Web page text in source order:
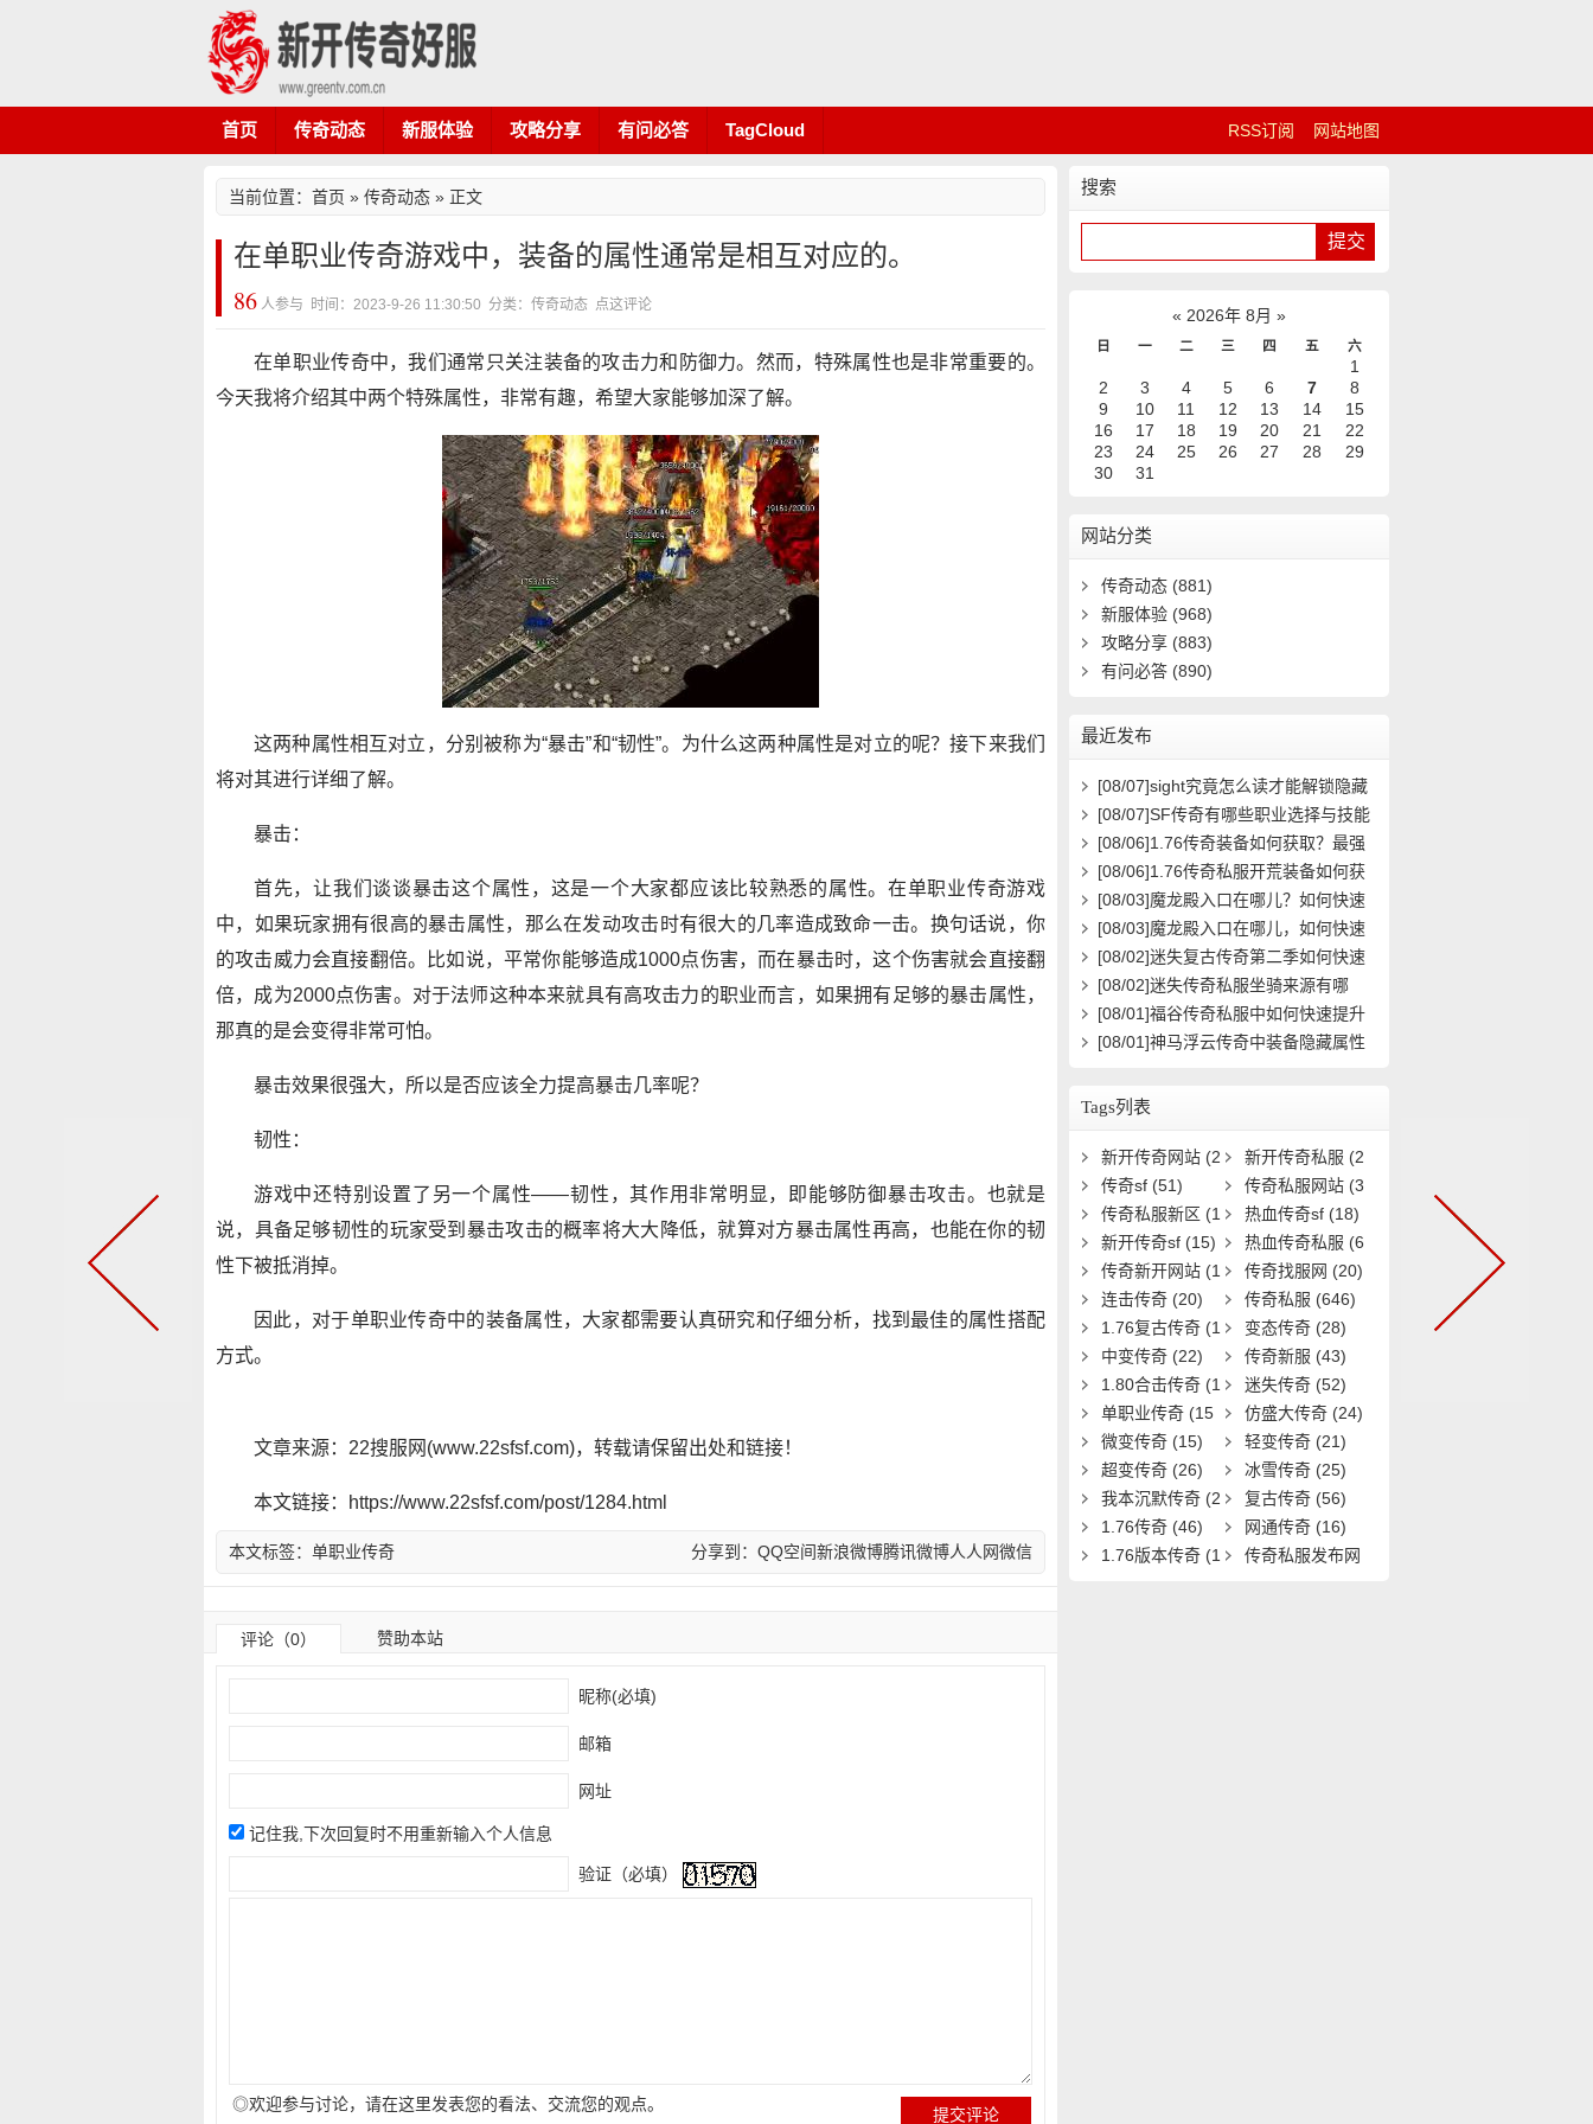
首页 传奇动态 新服体验 攻略分享 有问必答 TagCloud RSS订阅 网站地图
当前位置： 首页 » 传奇动态 » 正文
在单职业传奇游戏中，装备的属性通常是相互对应的。
86 人参与 时间：2023-9-26 11:30:50 分类：传奇动态 点这评论
在单职业传奇中，我们通常只关注装备的攻击力和防御力。然而，特殊属性也是非常重要的。
今天我将介绍其中两个特殊属性，非常有趣，希望大家能够加深了解。
这两种属性相互对立，分别被称为“暴击”和“韧性”。为什么这两种属性是对立的呢？接下来我们
将对其进行详细了解。
暴击：
首先，让我们谈谈暴击这个属性，这是一个大家都应该比较熟悉的属性。在单职业传奇游戏
中，如果玩家拥有很高的暴击属性，那么在发动攻击时有很大的几率造成致命一击。换句话说，你
的攻击威力会直接翻倍。比如说，平常你能够造成1000点伤害，而在暴击时，这个伤害就会直接翻
倍，成为2000点伤害。对于法师这种本来就具有高攻击力的职业而言，如果拥有足够的暴击属性，
那真的是会变得非常可怕。
暴击效果很强大，所以是否应该全力提高暴击几率呢？
韧性：
游戏中还特别设置了另一个属性——韧性，其作用非常明显，即能够防御暴击攻击。也就是
说，具备足够韧性的玩家受到暴击攻击的概率将大大降低，就算对方暴击属性再高，也能在你的韧
性下被抵消掉。
因此，对于单职业传奇中的装备属性，大家都需要认真研究和仔细分析，找到最佳的属性搭配
方式。
文章来源：22搜服网(www.22sfsf.com)，转载请保留出处和链接！
本文链接：https://www.22sfsf.com/post/1284.html
分享到： QQ空间新浪微博腾讯微博人人网微信
本文标签： 单职业传奇
评论（0） 赞助本站
昵称(必填)
邮箱
网址
记住我,下次回复时不用重新输入个人信息
验证（必填）
◎欢迎参与讨论，请在这里发表您的看法、交流您的观点。
搜索
« 2026年 8月 »
日 一 二 三 四 五 六
1
2
3 4 5 6 7
8
9
10 11 12 13 14
15
16
17 18 19 20 21
22
23
24 25 26 27 28
29
30
31
网站分类
传奇动态 (881)
新服体验 (968)
攻略分享 (883)
有问必答 (890)
最近发布
[08/07]sight究竟怎么读才能解锁隐藏
关卡？新手必看攻略解析
[08/07]SF传奇有哪些职业选择与技能
搭配攻略？
[08/06]1.76传奇装备如何获取？最强
装备属性与搭配攻略
[08/06]1.76传奇私服开荒装备如何获
取？在哪里能领取到？
[08/03]魔龙殿入口在哪儿？如何快速
到达并通关？
[08/03]魔龙殿入口在哪儿，如何快速
到达并通关？
[08/02]迷失复古传奇第二季如何快速
提升等级？
[08/02]迷失传奇私服坐骑来源有哪
些？如何获取全攻略？
[08/01]福谷传奇私服中如何快速提升
角色等级与装备获取效率？
[08/01]神马浮云传奇中装备隐藏属性
Tags列表
新开传奇网站 (2
5)
新开传奇私服 (2
8)
传奇sf (51) 传奇私服网站 (3
3)
传奇私服新区 (1
9)
热血传奇sf (18)
新开传奇sf (15) 热血传奇私服 (6
1)
传奇新开网站 (1
5)
传奇找服网 (20)
连击传奇 (20) 传奇私服 (646)
1.76复古传奇 (1
9)
变态传奇 (28)
中变传奇 (22) 传奇新服 (43)
1.80合击传奇 (1
8)
迷失传奇 (52)
单职业传奇 (15
1)
仿盛大传奇 (24)
微变传奇 (15) 轻变传奇 (21)
超变传奇 (26) 冰雪传奇 (25)
我本沉默传奇 (2
0)
复古传奇 (56)
1.76传奇 (46) 网通传奇 (16)
1.76版本传奇 (1
传奇私服发布网